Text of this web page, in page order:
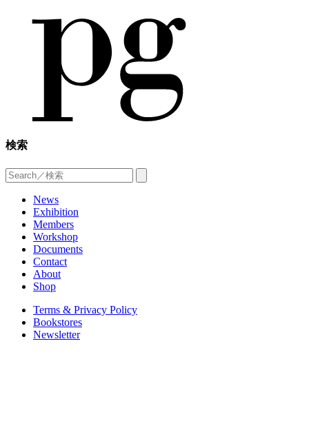
検索
News
Exhibition
Members
Workshop
Documents
Contact
About
Shop
Terms & Privacy Policy
Bookstores
Newsletter